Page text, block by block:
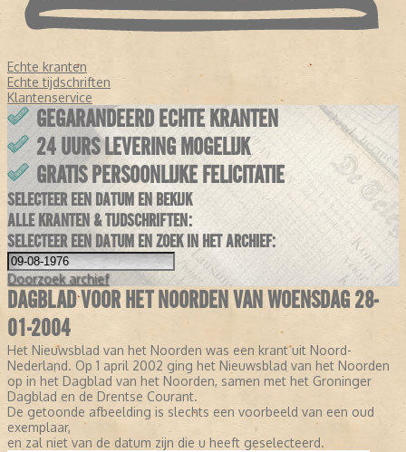
Echte kranten
Echte tijdschriften
Klantenservice
GEGARANDEERD ECHTE KRANTEN
24 UURS LEVERING MOGELIJK
GRATIS PERSOONLIJKE FELICITATIE
SELECTEER EEN DATUM EN BEKIJK
ALLE KRANTEN & TIJDSCHRIFTEN:
SELECTEER EEN DATUM EN ZOEK IN HET ARCHIEF:
Doorzoek archief
DAGBLAD VOOR HET NOORDEN VAN WOENSDAG 28-
01-2004
Het Nieuwsblad van het Noorden was een krant uit Noord-
Nederland. Op 1 april 2002 ging het Nieuwsblad van het Noorden
op in het Dagblad van het Noorden, samen met het Groninger
Dagblad en de Drentse Courant.
De getoonde afbeelding is slechts een voorbeeld van een oud
exemplaar,
en zal niet van de datum zijn die u heeft geselecteerd.